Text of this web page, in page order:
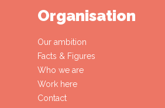
Organisation
Our ambition
Facts & Figures
Who we are
Work here
Contact